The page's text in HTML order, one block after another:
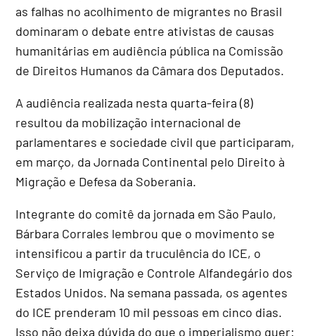
as falhas no acolhimento de migrantes no Brasil
dominaram o debate entre ativistas de causas
humanitárias em audiência pública na Comissão
de Direitos Humanos da Câmara dos Deputados.
A audiência realizada nesta quarta-feira (8)
resultou da mobilização internacional de
parlamentares e sociedade civil que participaram,
em março, da Jornada Continental pelo Direito à
Migração e Defesa da Soberania.
Integrante do comitê da jornada em São Paulo,
Bárbara Corrales lembrou que o movimento se
intensificou a partir da truculência do ICE, o
Serviço de Imigração e Controle Alfandegário dos
Estados Unidos. Na semana passada, os agentes
do ICE prenderam 10 mil pessoas em cinco dias.
Isso não deixa dúvida do que o imperialismo quer: